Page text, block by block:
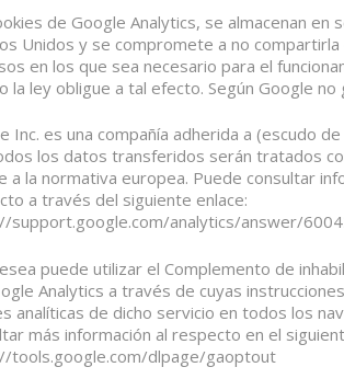
de Google Analytics, se almacenan en
Unidos y se compromete a no
en los que sea necesario para el
la ley obligue a tal efecto. Según Google no
Inc. es una compañía adherida a (escudo
los datos transferidos serán tratados
a la normativa europea. Puede consultar
a través del siguiente enlace:
support.google.com/analytics/answer/
puede utilizar el Complemento de
Analytics a través de cuyas
analíticas de dicho servicio en todos los
más información al respecto en el
tools.google.com/dlpage/gaoptout